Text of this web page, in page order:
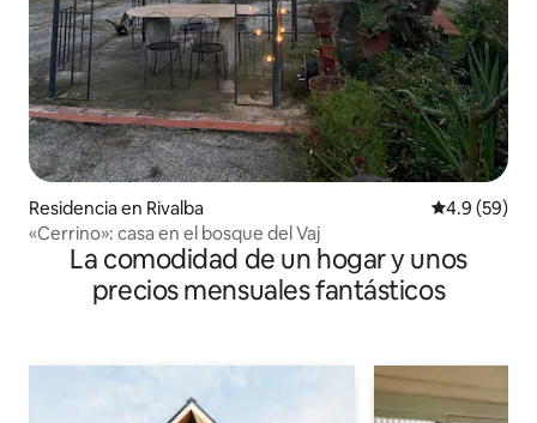
Residencia en Rivalba Calificación
4.9 (59)
«Cerrino»: casa en el bosque del Vaj
La comodidad de un hogar y unos
precios mensuales fantásticos